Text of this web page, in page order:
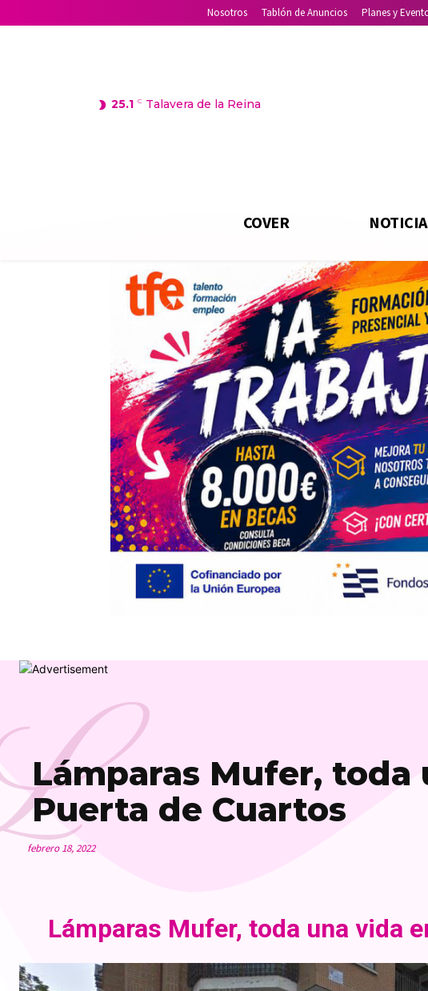
Nosotros Tablón de Anuncios Planes y
25.1 C Talavera de la Reina
COVER
Lámparas Mufer,
Puerta de Cuartos
febrero 18, 2022
Lámparas Mufer, toda una vida